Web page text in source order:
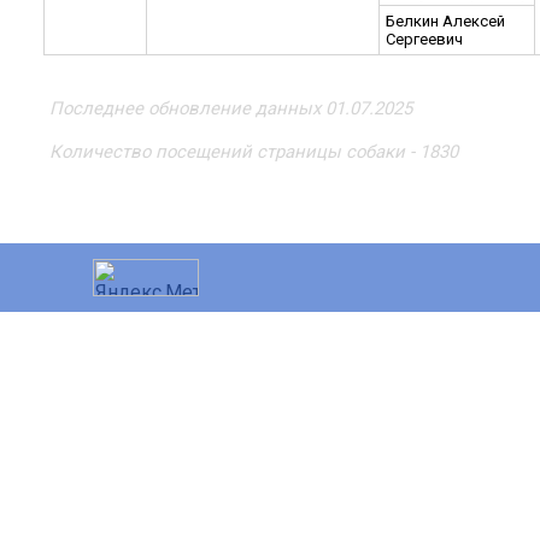
Белкин Алексей
Сергеевич
Последнее обновление данных 01.07.2025
Количество посещений страницы собаки - 1830